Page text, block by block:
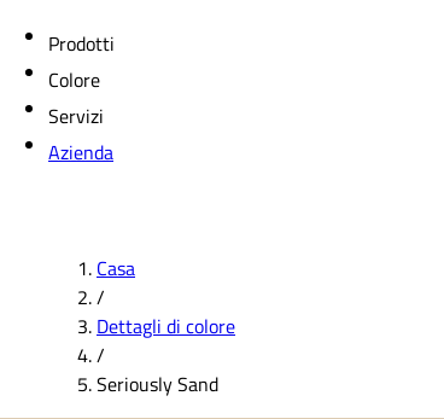
Prodotti
Colore
Servizi
Azienda
Casa
/
Dettagli di colore
/
Seriously Sand